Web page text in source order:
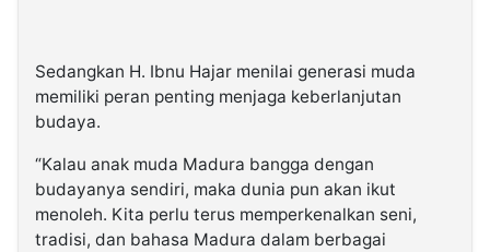
Sedangkan H. Ibnu Hajar menilai generasi muda
memiliki peran penting menjaga keberlanjutan
budaya.
“Kalau anak muda Madura bangga dengan
budayanya sendiri, maka dunia pun akan ikut
menoleh. Kita perlu terus memperkenalkan seni,
tradisi, dan bahasa Madura dalam berbagai